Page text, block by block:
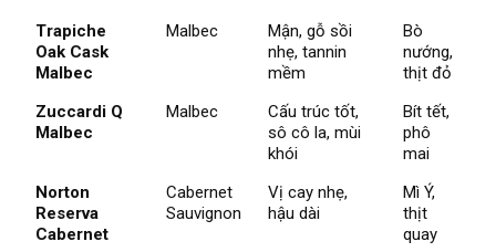
Trapiche
Oak Cask
Malbec
Malbec
Mận, gỗ sồi
nhẹ, tannin
mềm
Bò
nướng,
thịt đỏ
Zuccardi Q
Malbec
Malbec
Cấu trúc tốt,
sô cô la, mùi
khói
Bít tết,
phô
mai
Norton
Reserva
Cabernet
Cabernet
Sauvignon
Vị cay nhẹ,
hậu dài
Mì Ý,
thịt
quay